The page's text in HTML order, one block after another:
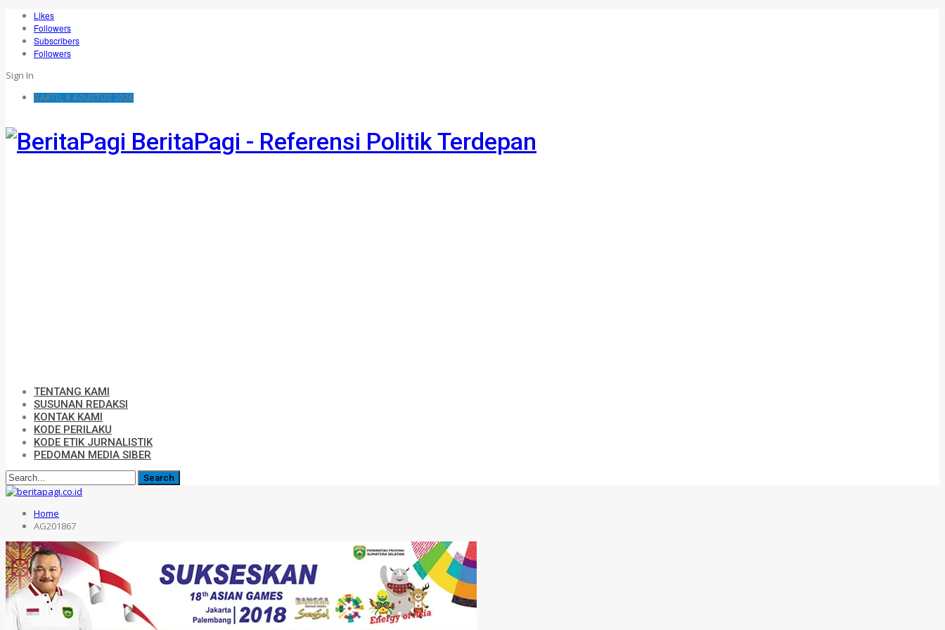
Likes
Followers
Subscribers
Followers
Sign In
SABTU, 8 AGUSTUS 2026
BeritaPagi - Referensi Politik Terdepan
TENTANG KAMI
SUSUNAN REDAKSI
KONTAK KAMI
KODE PERILAKU
KODE ETIK JURNALISTIK
PEDOMAN MEDIA SIBER
Home
AG201867